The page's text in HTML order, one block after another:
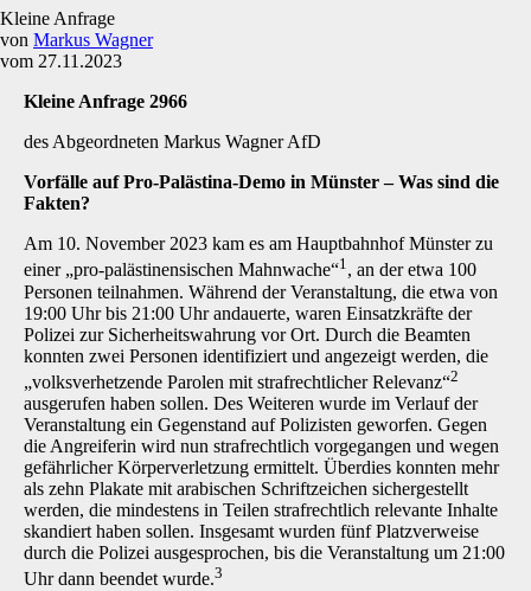
Kleine Anfrage
von Markus Wagner
vom 27.11.2023
Kleine Anfrage 2966
des Abgeordneten Markus Wagner AfD
Vorfälle auf Pro-Palästina-Demo in Münster–Was sind die
Fakten?
Am 10. November 2023 kam es am Hauptbahnhof Münster zu
einer „pro-palästinensischen Mahnwache“1, an der etwa 100
Personen teilnahmen. Während der Veranstaltung, die etwa von
19:00 Uhr bis 21:00 Uhr andauerte, waren Einsatzkräfte der
Polizei zur Sicherheitswahrung vor Ort. Durch die Beamten
konnten zwei Personen identifiziert und angezeigt werden, die
„volksverhetzende Parolen mit strafrechtlicher Relevanz“2
ausgerufen haben sollen. Des Weiteren wurde im Verlauf der
Veranstaltung ein Gegenstand auf Polizisten geworfen. Gegen
die Angreiferin wird nun strafrechtlich vorgegangen und wegen
gefährlicher Körperverletzung ermittelt. Überdies konnten mehr
als zehn Plakate mit arabischen Schriftzeichen sichergestellt
werden, die mindestens in Teilen strafrechtlich relevante Inhalte
skandiert haben sollen. Insgesamt wurden fünf Platzverweise
durch die Polizei ausgesprochen, bis die Veranstaltung um 21:00
Uhr dann beendet wurde.3